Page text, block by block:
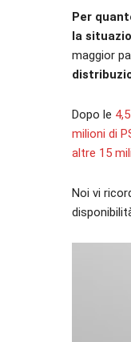
Per
la
maggior
Dopo le
milioni di
altre 15
Noi vi